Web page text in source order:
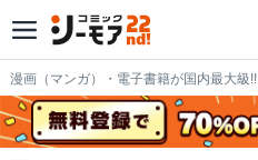
漫画（マンガ）・電子書籍が国内最大級!!